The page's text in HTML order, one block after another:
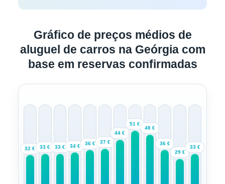
Gráfico de preços médios de
aluguel de carros na Geórgia com
base em reservas confirmadas
32 € 33 € 33 € 34 € 36 € 37 €
44 €
51 €
48 €
36 €
29 €
33 €